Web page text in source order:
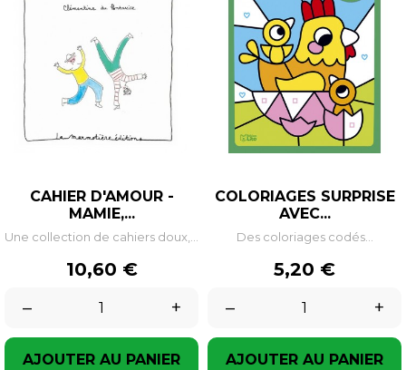
CAHIER D'AMOUR -
MAMIE,...
Une collection de cahiers doux,...
Prix
10,60 €
–
+
AJOUTER AU PANIER
COLORIAGES SURPRISE
AVEC...
Des coloriages codés...
Prix
5,20 €
–
+
AJOUTER AU PANIER